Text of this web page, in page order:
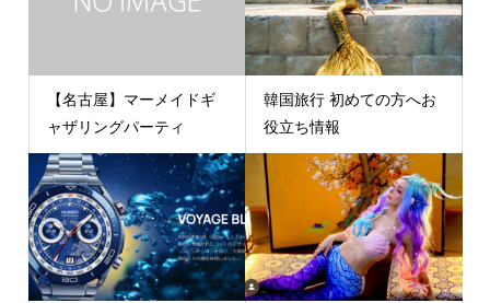
【名古屋】マーメイドギ
ャザリングパーティ
韓国旅行 初めての方へお
役立ち情報